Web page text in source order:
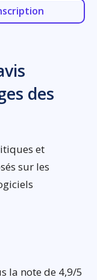
des
et
sur les
la note de 4,9/5